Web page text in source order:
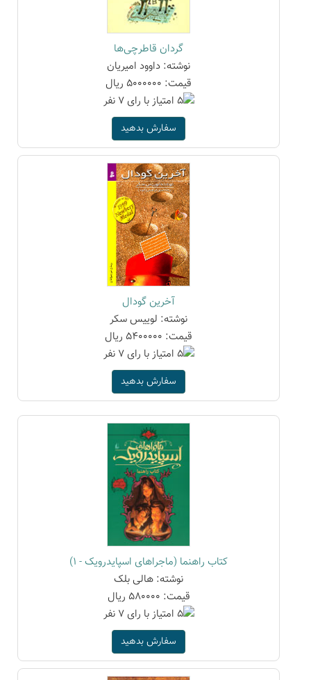
گردان قاطرچی‌ها
نوشته: داوود امیریان
قیمت: 5000000 ریال
سفارش بدهید
آخرین گودال
نوشته: لوییس سکر
قیمت: 5400000 ریال
سفارش بدهید
کتاب راهنما (ماجراهای اسپایدرویک - 1)
نوشته: هالی بلک
قیمت: 580000 ریال
سفارش بدهید